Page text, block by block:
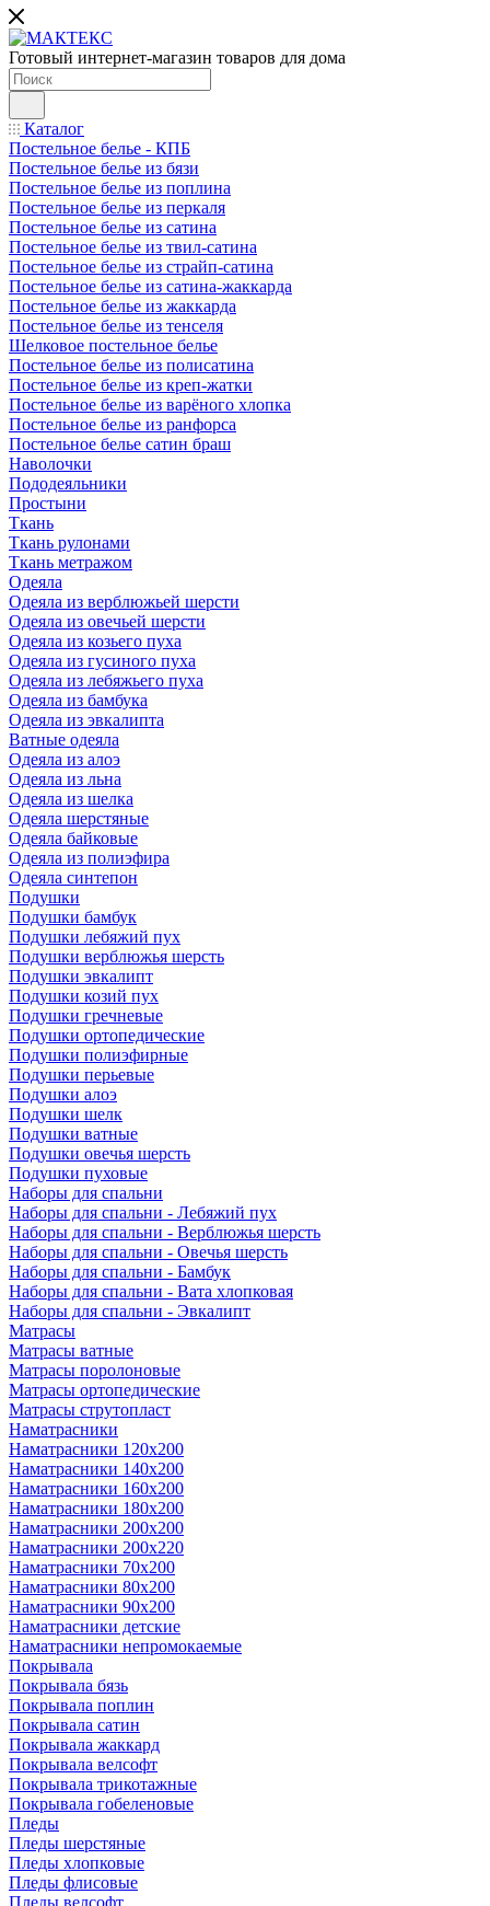
Готовый интернет-магазин товаров для дома
Каталог
Постельное белье - КПБ
Постельное белье из бязи
Постельное белье из поплина
Постельное белье из перкаля
Постельное белье из сатина
Постельное белье из твил-сатина
Постельное белье из страйп-сатина
Постельное белье из сатина-жаккарда
Постельное белье из жаккарда
Постельное белье из тенселя
Шелковое постельное белье
Постельное белье из полисатина
Постельное белье из креп-жатки
Постельное белье из варёного хлопка
Постельное белье из ранфорса
Постельное белье сатин браш
Наволочки
Пододеяльники
Простыни
Ткань
Ткань рулонами
Ткань метражом
Одеяла
Одеяла из верблюжьей шерсти
Одеяла из овечьей шерсти
Одеяла из козьего пуха
Одеяла из гусиного пуха
Одеяла из лебяжьего пуха
Одеяла из бамбука
Одеяла из эвкалипта
Ватные одеяла
Одеяла из алоэ
Одеяла из льна
Одеяла из шелка
Одеяла шерстяные
Одеяла байковые
Одеяла из полиэфира
Одеяла синтепон
Подушки
Подушки бамбук
Подушки лебяжий пух
Подушки верблюжья шерсть
Подушки эвкалипт
Подушки козий пух
Подушки гречневые
Подушки ортопедические
Подушки полиэфирные
Подушки перьевые
Подушки алоэ
Подушки шелк
Подушки ватные
Подушки овечья шерсть
Подушки пуховые
Наборы для спальни
Наборы для спальни - Лебяжий пух
Наборы для спальни - Верблюжья шерсть
Наборы для спальни - Овечья шерсть
Наборы для спальни - Бамбук
Наборы для спальни - Вата хлопковая
Наборы для спальни - Эвкалипт
Матрасы
Матрасы ватные
Матрасы поролоновые
Матрасы ортопедические
Матрасы струтопласт
Наматрасники
Наматрасники 120х200
Наматрасники 140х200
Наматрасники 160х200
Наматрасники 180х200
Наматрасники 200х200
Наматрасники 200х220
Наматрасники 70х200
Наматрасники 80х200
Наматрасники 90х200
Наматрасники детские
Наматрасники непромокаемые
Покрывала
Покрывала бязь
Покрывала поплин
Покрывала сатин
Покрывала жаккард
Покрывала велсофт
Покрывала трикотажные
Покрывала гобеленовые
Пледы
Пледы шерстяные
Пледы хлопковые
Пледы флисовые
Пледы велсофт